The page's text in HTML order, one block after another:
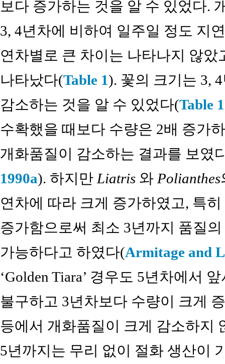
보다 증가하는 것을 알 수 있었다.
3, 4년차에 비하여 일주일 정도 지
연차별로 큰 차이는 나타나지 않
나타났다(Table 1). 꽃의 크기는 3,
감소하는 것을 알 수 있었다(Table 1
수확했을 때보다 수량은 2배 증가
개화품질이 감소하는 결과를 보였
1990a). 하지만 Liatris 와 Polianthes
연차에 따라 크게 증가하였고, 특
증가함으로써 최소 3년까지 품질
가능하다고 하였다(Armitage and
‘Golden Tiara’ 경우도 5년차에서
불구하고 3년차보다 수량이 크게
등에서 개화품질이 크게 감소하지
5년까지는 무리 없이 절화 생산이